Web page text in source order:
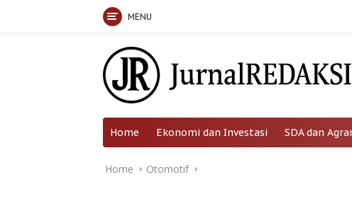
MENU
Home Ekonomi dan Investasi SDA dan
Home Otomotif